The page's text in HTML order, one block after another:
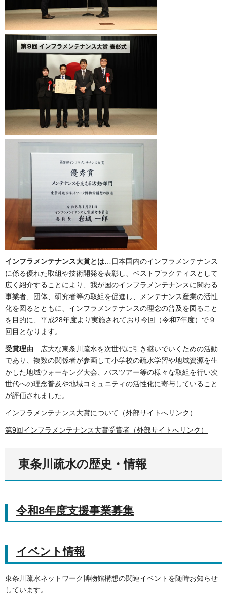
インフラメンテナンス大賞とは …日本国内のインフラメンテナンス
に係る優れた取組や技術開発を表彰し、ベストプラクティスとして
広く紹介することにより、我が国のインフラメンテナンスに関わる
事業者、団体、研究者等の取組を促進し、メンテナンス産業の活性
化を図るとともに、インフラメンテナンスの理念の普及を図ること
を目的に、平成28年度より実施されており今回（令和7年度）で９
回目となります。
受賞理由 …広大な東条川疏水を次世代に引き継いでいくための活動
であり、複数の関係者が参画して小学校の疏水学習や地域資源を生
かした地域ウォーキング大会、バスツアー等の様々な取組を行い次
世代への理念普及や地域コミュニティの活性化に寄与していること
が評価されました。
インフラメンテナンス大賞について（外部サイトへリンク）
第9回インフラメンテナンス大賞受賞者（外部サイトへリンク）
東条川疏水の歴史・情報
令和8年度支援事業募集
イベント情報
東条川疏水ネットワーク博物館構想の関連イベントを随時お知らせ
しています。